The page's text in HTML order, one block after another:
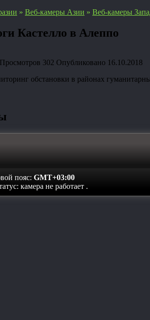
» Веб-камеры Азии » Веб-камеры
Кастелло в Алеппо
Просмотров 302 Опубликовано 16.10.2018
обстановки в районах
пояс: GMT+03:00
камера не работает .